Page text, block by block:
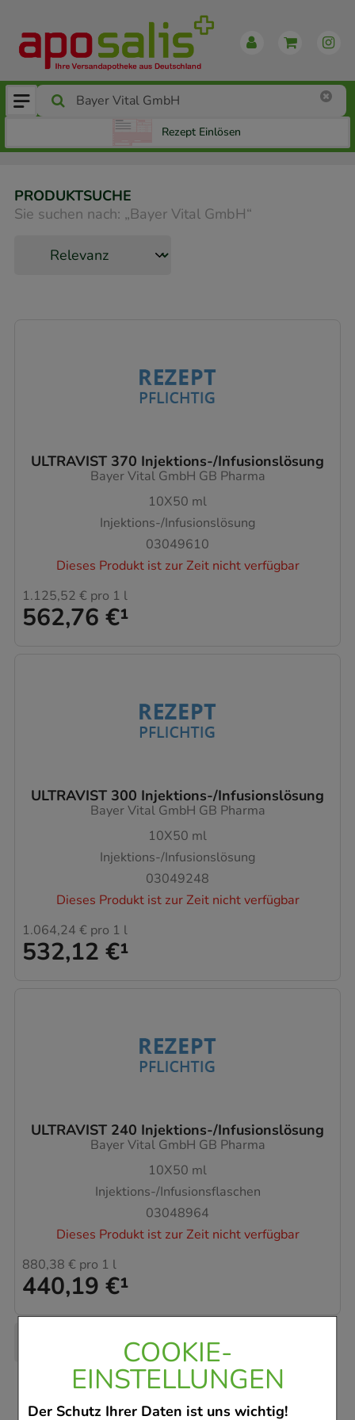
COOKIE-
EINSTELLUNGEN
Der Schutz Ihrer Daten ist uns wichtig!
Rezept Einlösen
PRODUKTSUCHE
Sie suchen nach: „Bayer Vital GmbH“
ULTRAVIST 370 Injektions-/Infusionslösung
Bayer Vital GmbH GB Pharma
10X50 ml
Injektions-/Infusionslösung
03049610
Dieses Produkt ist zur Zeit nicht verfügbar
562,76 €¹
1.125,52 € pro 1 l
ULTRAVIST 300 Injektions-/Infusionslösung
Bayer Vital GmbH GB Pharma
10X50 ml
Injektions-/Infusionslösung
03049248
Dieses Produkt ist zur Zeit nicht verfügbar
532,12 €¹
1.064,24 € pro 1 l
ULTRAVIST 240 Injektions-/Infusionslösung
Bayer Vital GmbH GB Pharma
10X50 ml
Injektions-/Infusionsflaschen
03048964
Dieses Produkt ist zur Zeit nicht verfügbar
440,19 €¹
880,38 € pro 1 l